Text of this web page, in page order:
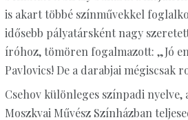
is akart többé színművekkel
idősebb pályatársként nagy
íróhoz, tömören fogalmazott: „Jó
Pavlovics! De a darabjai mégiscsak
Csehov különleges színpadi
Moszkvai Művész Színházban